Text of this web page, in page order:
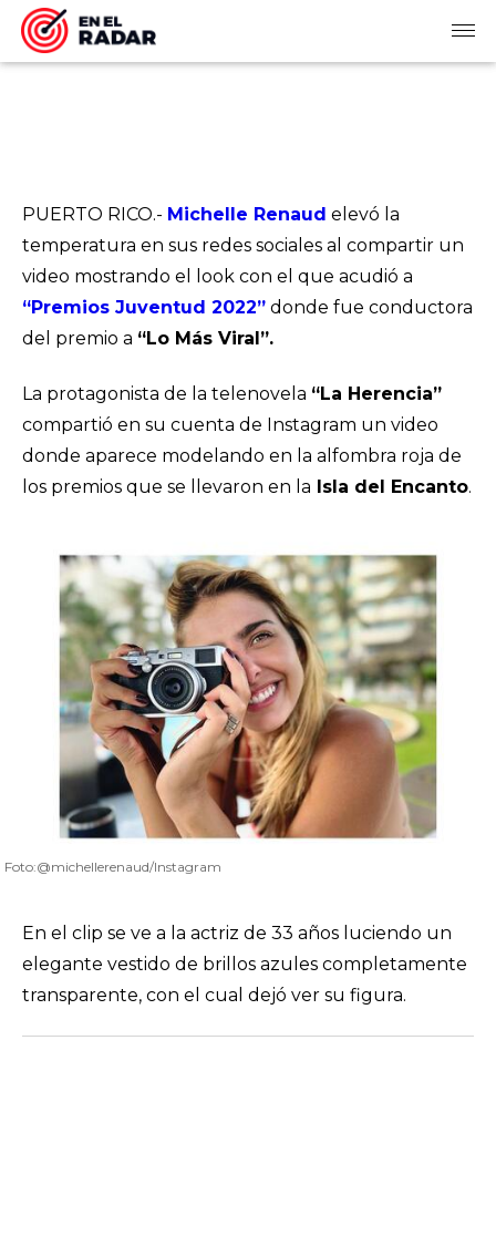
PUERTO RICO.- Michelle Renaud elevó la
temperatura en sus redes sociales al compartir un
video mostrando el look con el que acudió a
“Premios Juventud 2022” donde fue conductora
del premio a “Lo Más Viral”.
La protagonista de la telenovela “La Herencia”
compartió en su cuenta de Instagram un video
donde aparece modelando en la alfombra roja de
los premios que se llevaron en la Isla del Encanto.
Foto:@michellerenaud/Instagram
En el clip se ve a la actriz de 33 años luciendo un
elegante vestido de brillos azules completamente
transparente, con el cual dejó ver su figura.